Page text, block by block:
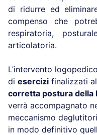
di ridurre ed
compenso che
respiratoria,
articolatoria.
L’intervento
di esercizi finalizzati
corretta postura della
verrà accompagnato
meccanismo
in modo definitivo